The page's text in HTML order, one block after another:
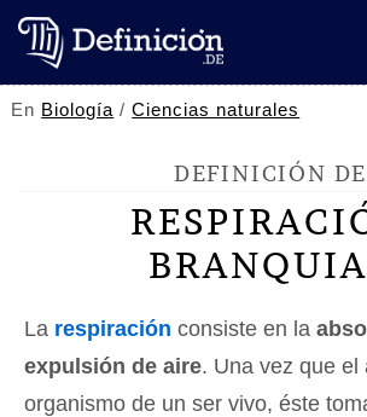
En Biología /Ciencias naturales
DEFINICIÓN DE
La respiración consiste en la
expulsión de aire. Una vez que el
organismo de un ser vivo, éste